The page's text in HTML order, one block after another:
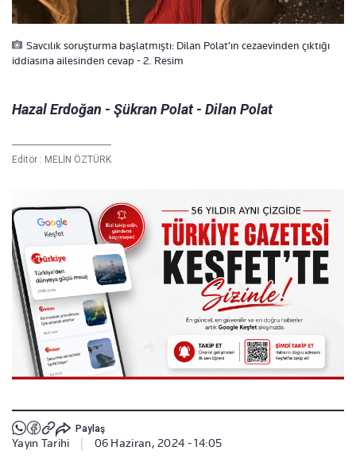
Savcılık soruşturma başlatmıştı: Dilan Polat’ın cezaevinden çıktığı
iddiasına ailesinden cevap - 2. Resim
Hazal Erdoğan - Şükran Polat - Dilan Polat
Editör : MELİN ÖZTÜRK
Paylaş
Yayın Tarihi 06 Haziran, 2024 - 14:05